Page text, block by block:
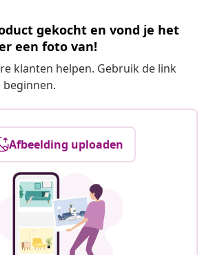
gekocht en vond je het
een foto van!
klanten helpen. Gebruik de link
Afbeelding uploaden